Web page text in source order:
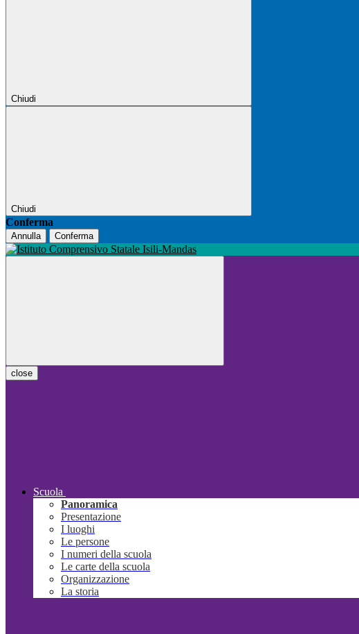
Chiudi
Chiudi
Conferma
Annulla Conferma
close
Scuola
Panoramica
Presentazione
I luoghi
Le persone
I numeri della scuola
Le carte della scuola
Organizzazione
La storia